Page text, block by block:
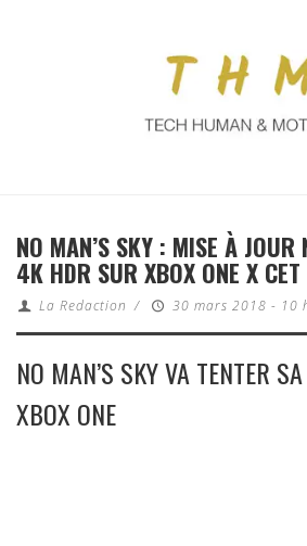
NO MAN’S SKY : MISE À JOUR
4K HDR SUR XBOX ONE X CET
La Redaction / 30 mars 2018 - 10
NO MAN’S SKY VA TENTER
XBOX ONE